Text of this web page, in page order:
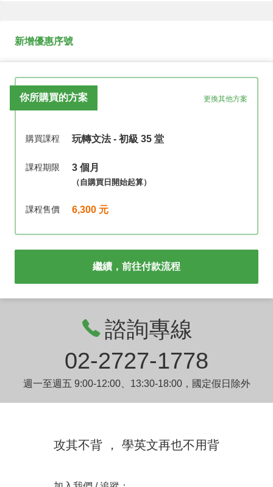
請輸入公司統編
新增優惠序號
你所購買的方案 更換其他方案
購買課程 玩轉文法 - 初級 35 堂
課程期限 3 個月
（自購買日開始起算）
課程售價 6,300 元
繼續，前往付款流程
諮詢專線
02-2727-1778
週一至週五 9:00-12:00、13:30-18:00，國定假日除外
攻其不背 ， 學英文再也不用背